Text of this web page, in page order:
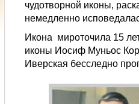
чудотворной иконы,
немедленно
Икона мироточила 15
иконы Иосиф Муньос
Иверская бесследно